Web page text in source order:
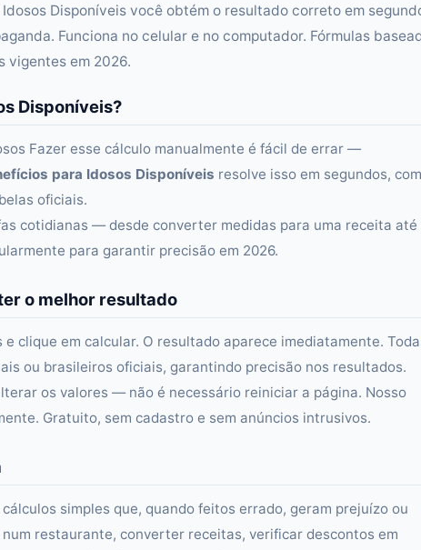
Disponíveis você obtém o resultado correto em
Funciona no celular e no computador. Fórmulas
vigentes em 2026.
Disponíveis?
Fazer esse cálculo manualmente é fácil de errar —
para Idosos Disponíveis resolve isso em segundos, com
oficiais.
cotidianas — desde converter medidas para uma receita até
para garantir precisão em 2026.
o melhor resultado
clique em calcular. O resultado aparece imediatamente.
ou brasileiros oficiais, garantindo precisão nos resultados.
os valores — não é necessário reiniciar a página. Nosso
Gratuito, sem cadastro e sem anúncios intrusivos.
simples que, quando feitos errado, geram prejuízo ou
restaurante, converter receitas, verificar descontos em